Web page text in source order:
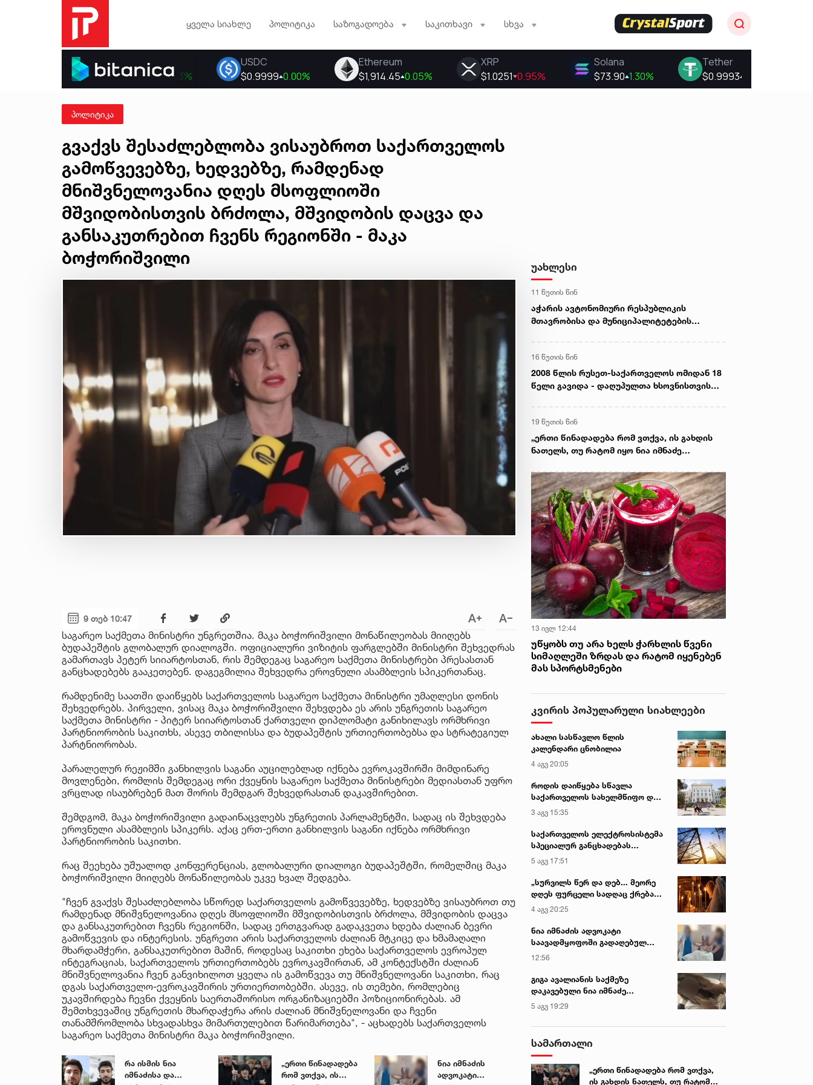
ყველა სიახლე პოლიტიკა საზოგადოება საკითხავი სხვა
პოლიტიკა
გვაქვს შესაძლებლობა ვისაუბროთ საქართველოს
გამოწვევებზე, ხედვებზე, რამდენად
მნიშვნელოვანია დღეს მსოფლიოში
მშვიდობისთვის ბრძოლა, მშვიდობის დაცვა და
განსაკუთრებით ჩვენს რეგიონში - მაკა
ბოჭორიშვილი
9 თებ 10:47
საგარეო საქმეთა მინისტრი უნგრეთშია. მაკა ბოჭორიშვილი მონაწილეობას მიიღებს
ბუდაპეშტის გლობალურ დიალოგში. ოფიციალური ვიზიტის ფარგლებში მინისტრი შეხვედრას
გამართავს პეტერ სიიარტოსთან, რის შემდეგაც საგარეო საქმეთა მინისტრები პრესასთან
განცხადებებს გააკეთებენ. დაგეგმილია შეხვედრა ეროვნული ასამბლეის სპიკერთანაც.
რამდენიმე საათში დაიწყებს საქართველოს საგარეო საქმეთა მინისტრი უმაღლესი დონის
შეხვედრებს. პირველი, ვისაც მაკა ბოჭორიშვილი შეხვდება ეს არის უნგრეთის საგარეო
საქმეთა მინისტრი - პიტერ სიიარტოსთან ქართველი დიპლომატი განიხილავს ორმხრივი
პარტნიორობის საკითხს, ასევე თბილისსა და ბუდაპეშტის ურთიერთობებსა და სტრატეგიულ
პარტნიორობას.
პარალელურ რეჟიმში განხილვის საგანი აუცილებლად იქნება ევროკავშირში მიმდინარე
მოვლენები, რომლის შემდეგაც ორი ქვეყნის საგარეო საქმეთა მინისტრები მედიასთან უფრო
ვრცლად ისაუბრებენ მათ შორის შემდგარ შეხვედრასთან დაკავშირებით.
შემდგომ, მაკა ბოჭორიშვილი გადაინაცვლებს უნგრეთის პარლამენტში, სადაც ის შეხვდება
ეროვნული ასამბლეის სპიკერს. აქაც ერთ-ერთი განხილვის საგანი იქნება ორმხრივი
პარტნიორობის საკითხი.
რაც შეეხება უშუალოდ კონფერენციას, გლობალური დიალოგი ბუდაპეშტში, რომელშიც მაკა
ბოჭორიშვილი მიიღებს მონაწილეობას უკვე ხვალ შედგება.
"ჩვენ გვაქვს შესაძლებლობა სწორედ საქართველოს გამოწვევებზე, ხედვებზე ვისაუბროთ თუ
რამდენად მნიშვნელოვანია დღეს მსოფლიოში მშვიდობისთვის ბრძოლა, მშვიდობის დაცვა
და განსაკუთრებით ჩვენს რეგიონში, სადაც ერთგვარად გადაკვეთა ხდება ძალიან ბევრი
გამოწვევის და ინტერესის. უნგრეთი არის საქართველოს ძალიან მტკიცე და ხმამაღალი
მხარდამჭერი, განსაკუთრებით მაშინ, როდესაც საკითხი ეხება საქართველოს ევროპულ
ინტეგრაციას, საქართველოს ურთიერთობებს ევროკავშირთან, ამ კონტექსტში ძალიან
მნიშვნელოვანია ჩვენ განვიხილოთ ყველა ის გამოწვევა თუ მნიშვნელოვანი საკითხი, რაც
დგას საქართველო-ევროკავშირის ურთიერთობებში. ასევე, ის თემები, რომლებიც
უკავშირდება ჩევნი ქვეყნის საერთაშორისო ორგანიზაციებში პოზიციონირებას. ამ
შემთხვევაშიც უნგრეთის მხარდაჭერა არის ძალიან მნიშვნელოვანი და ჩვენი
თანამშრომლობა სხვადასხვა მიმართულებით წარიმართება", - აცხადებს საქართველოს
საგარეო საქმეთა მინისტრი მაკა ბოჭორიშვილი.
რა ისმის ნია
იმნაძისა და
„ერთი წინადადება
რომ ვთქვა, ის
ნია იმნაძის
ადვოკატი
უახლესი
11 წუთის წინ
აჭარის ავტონომიური რესპუბლიკის
მთავრობისა და მუნიციპალიტეტების
16 წუთის წინ
2008 წლის რუსეთ-საქართველოს ომიდან 18
წელი გავიდა - დაღუპულთა ხსოვნისთვის
19 წუთის წინ
„ერთი წინადადება რომ ვთქვა, ის გახდის
ნათელს, თუ რატომ იყო ნია იმნაძე
13 ივლ 12:44
უწყობს თუ არა ხელს ჭარხლის წვენი
სიმაღლეში ზრდას და რატომ იყენებენ
მას სპორტსმენები
კვირის პოპულარული სიახლეები
ახალი სასწავლო წლის
კალენდარი ცნობილია
4 აგვ 20:05
როდის დაიწყება სწავლა
საქართველოს სახელმწიფო და
კერძო უნივერსიტეტებში
3 აგვ 15:35
საქართველოს ელექტროსისტემა
სპეციალურ განცხადებას
ავრცელებს
5 აგვ 17:51
„სურვილს წერ და დებ... მეორე
დღეს ფურცელი სადღაც ქრება
და სურვილი სრულდება...“ -
სასწაულმოქმედი ტაძარი შიდა
ქართლში
4 აგვ 20:25
ნია იმნაძის ადვოკატი
საავადმყოფოში გადაღებულ
კადრებს ავრცელებს
12:56
გიგა ავალიანის საქმეზე
დაკავებული ნია იმნაძე
კლინიკაში გადაჰყავთ
5 აგვ 19:29
სამართალი
„ერთი წინადადება რომ ვთქვა,
ის გახდის ნათელს, თუ რატომ